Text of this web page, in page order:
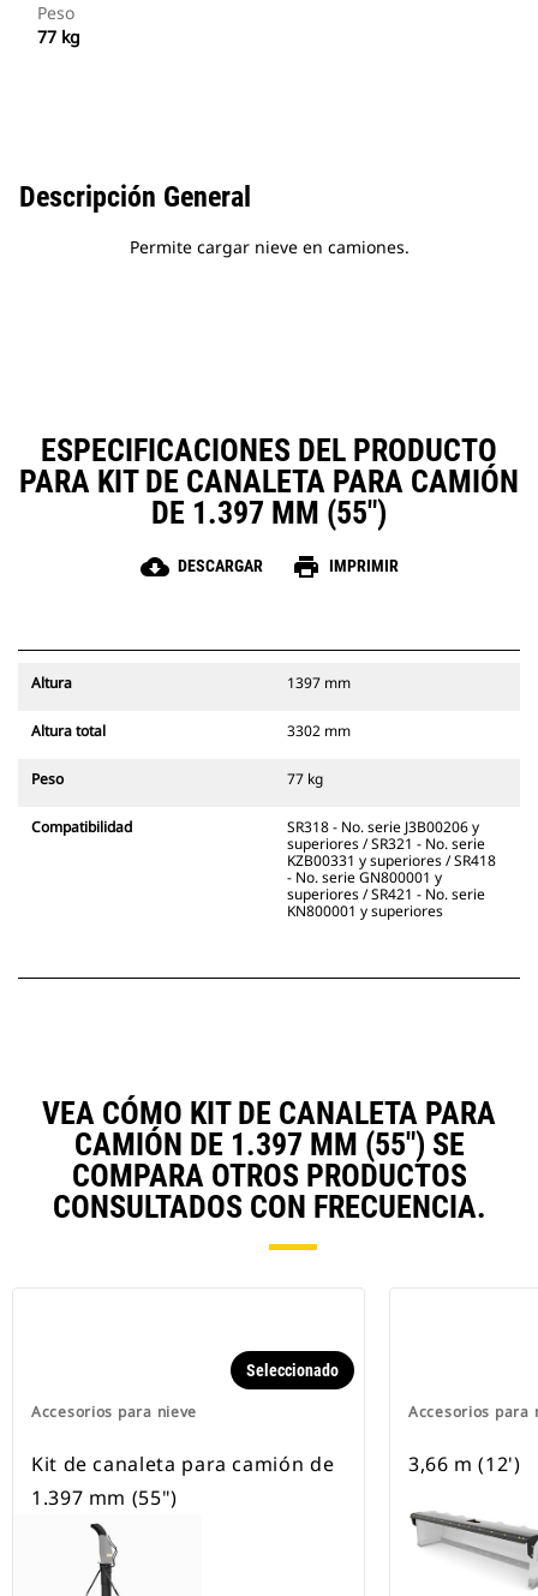
Peso
77 kg
Descripción General
Permite cargar nieve en camiones.
ESPECIFICACIONES DEL PRODUCTO
PARA KIT DE CANALETA PARA CAMIÓN
DE 1.397 MM (55")
cloud_download DESCARGAR print IMPRIMIR
Altura 1397 mm
Altura total 3302 mm
Peso 77 kg
Compatibilidad
SR318 - No. serie J3B00206 y
superiores / SR321 - No. serie
KZB00331 y superiores / SR418
- No. serie GN800001 y
superiores / SR421 - No. serie
KN800001 y superiores
VEA CÓMO KIT DE CANALETA PARA
CAMIÓN DE 1.397 MM (55") SE
COMPARA OTROS PRODUCTOS
CONSULTADOS CON FRECUENCIA.
Accesorios para nieve
Seleccionado
Kit de canaleta para camión de
1.397 mm (55")
Accesorios para
3,66 m (12')